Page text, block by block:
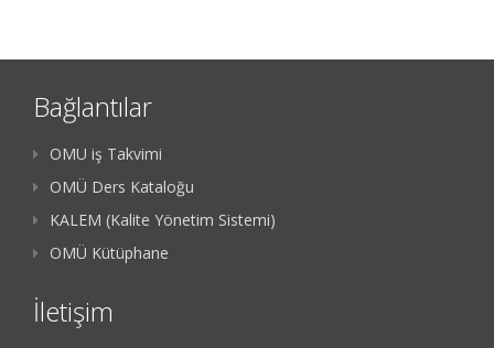
Bağlantılar
OMU iş Takvimi
OMÜ Ders Kataloğu
KALEM (Kalite Yönetim Sistemi)
OMÜ Kütüphane
İletişim